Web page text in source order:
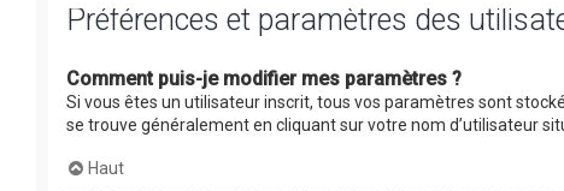
Préférences et paramètres des
Comment puis-je modifier mes paramètres ?
Si vous êtes un utilisateur inscrit, tous vos paramètres sont
se trouve généralement en cliquant sur votre nom d’utilisateur
Haut